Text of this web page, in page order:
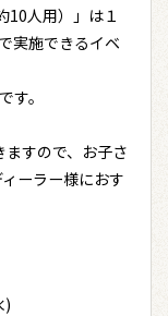
10人用）」は１
実施できるイベ
す。
すので、お子さ
ーラー様におす
)